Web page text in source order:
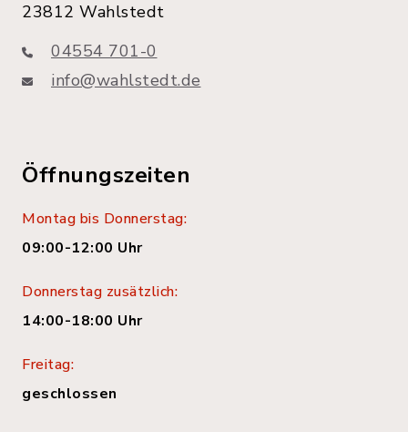
23812 Wahlstedt
04554 701-0
info@wahlstedt.de
Öffnungszeiten
Montag bis Donnerstag:
09:00-12:00 Uhr
Donnerstag zusätzlich:
14:00-18:00 Uhr
Freitag:
geschlossen